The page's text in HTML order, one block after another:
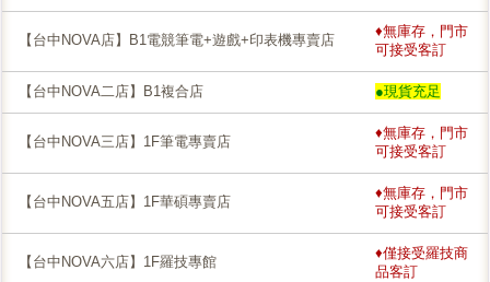
【台中NOVA店】B1電競筆電+遊戲+印表機專賣店
♦無庫存，門市
可接受客訂
【台中NOVA二店】B1複合店 ●現貨充足
【台中NOVA三店】1F筆電專賣店
♦無庫存，門市
可接受客訂
【台中NOVA五店】1F華碩專賣店
♦無庫存，門市
可接受客訂
【台中NOVA六店】1F羅技專館
♦僅接受羅技商
品客訂